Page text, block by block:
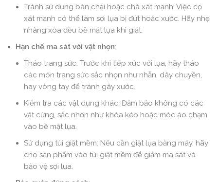
Tránh sử dụng bàn chải hoặc chà xát mạnh: Việc cọ
xát mạnh có thể làm sợi lụa bị đứt hoặc xước. Hãy nhẹ
nhàng xoa đều bề mặt lụa khi giặt.
Hạn chế ma sát với vật nhọn:
Tháo trang sức: Trước khi tiếp xúc với lụa, hãy tháo
các món trang sức sắc nhọn như nhẫn, dây chuyền,
hay vòng tay để tránh gây xước.
Kiểm tra các vật dụng khác: Đảm bảo không có các
vật cứng, sắc nhọn như khóa kéo hoặc móc áo chạm
vào bề mặt lụa.
Sử dụng túi giặt mềm: Nếu cần giặt lụa bằng máy, hãy
cho sản phẩm vào túi giặt mềm để giảm ma sát và
bảo vệ sợi lụa.